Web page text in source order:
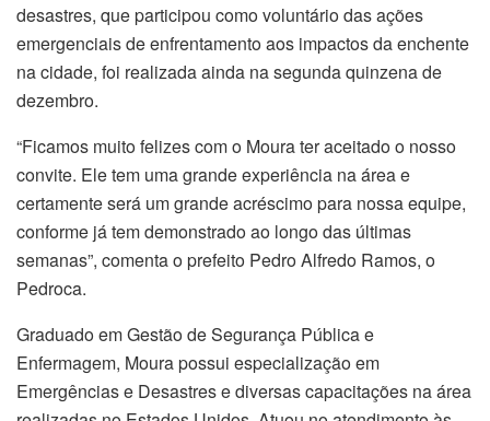
desastres, que participou como voluntário das ações
emergenciais de enfrentamento aos impactos da enchente
na cidade, foi realizada ainda na segunda quinzena de
dezembro.
“Ficamos muito felizes com o Moura ter aceitado o nosso
convite. Ele tem uma grande experiência na área e
certamente será um grande acréscimo para nossa equipe,
conforme já tem demonstrado ao longo das últimas
semanas”, comenta o prefeito Pedro Alfredo Ramos, o
Pedroca.
Graduado em Gestão de Segurança Pública e
Enfermagem, Moura possui especialização em
Emergências e Desastres e diversas capacitações na área